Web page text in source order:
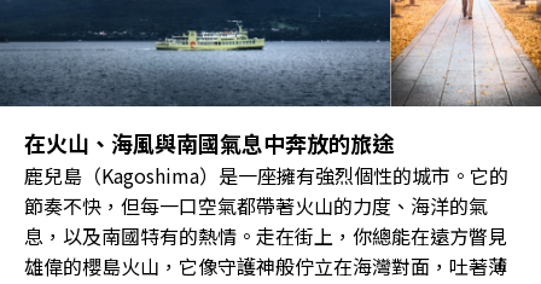
在火山、海風與南國氣息中奔放的旅途
鹿兒島（Kagoshima）是一座擁有強烈個性的城市。它的
節奏不快，但每一口空氣都帶著火山的力度、海洋的氣
息，以及南國特有的熱情。走在街上，你總能在遠方瞥見
雄偉的櫻島火山，它像守護神般佇立在海灣對面，吐著薄